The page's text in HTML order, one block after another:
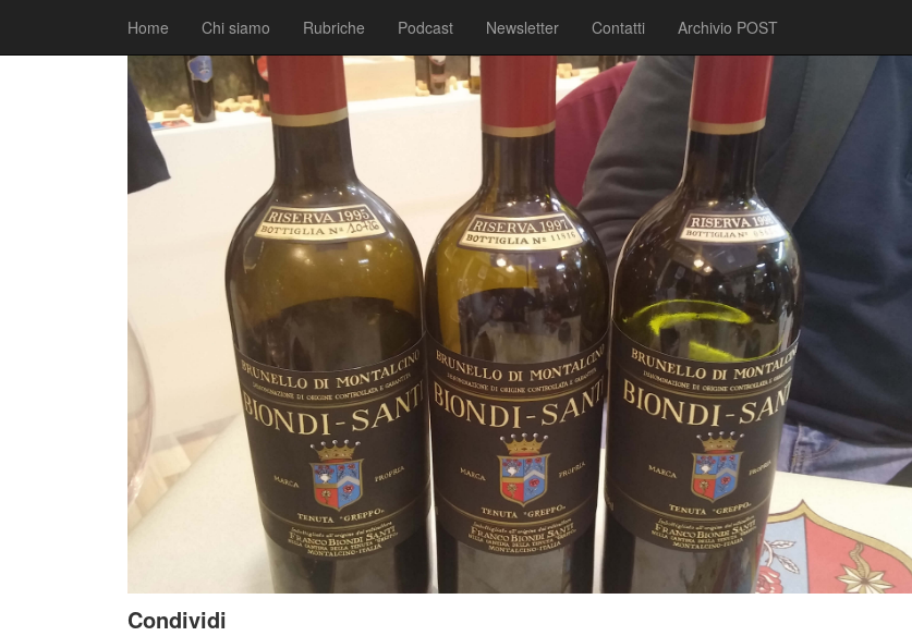
Home Chi siamo Rubriche Podcast Newsletter Contatti Archivio POST
Condividi